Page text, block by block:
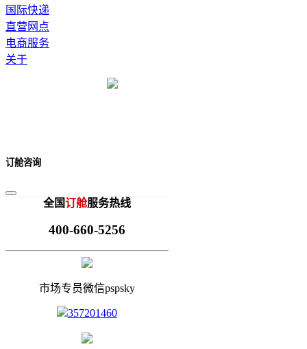
国际快递
直营网点
电商服务
关于
订舱咨询
全国订舱服务热线
400-660-5256
市场专员微信pspsky
357201460